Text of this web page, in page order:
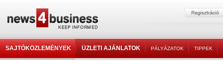
SAJTÓKÖZLEMÉNYEK ÜZLETI AJÁNLATOK PÁLYÁZATOK TIPPEK